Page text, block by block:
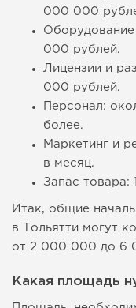
000 000
000 рублей.
Лицензии и
000 рублей.
Персонал:
более.
Маркетинг и
в месяц.
Запас
Итак, общие
в Тольятти могут
от 2 000 000 до 6
Какая площадь